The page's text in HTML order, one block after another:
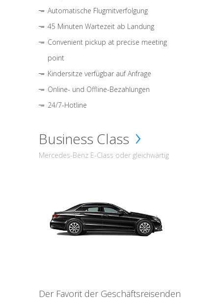
Automatische Flugmitverfolgung
45 Minuten Wartezeit ab Landung
Convenient pickup at precise meeting
point
Kindersitze verfügbar auf Anfrage
Online- und Offline-Bezahlungen
24/7-Hotline
Business Class
Mercedes-Benz E-Class oder gleichwärtig
Der Favorit der Geschäftsreisenden